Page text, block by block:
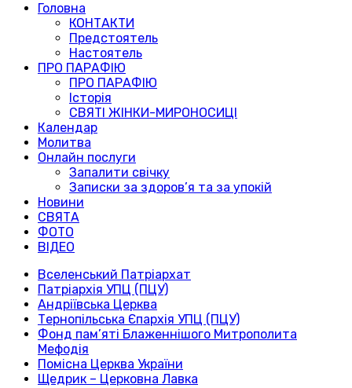
Головна
КОНТАКТИ
Предстоятель
Настоятель
ПРО ПАРАФІЮ
ПРО ПАРАФІЮ
Історія
СВЯТІ ЖІНКИ-МИРОНОСИЦІ
Календар
Молитва
Онлайн послуги
Запалити свічку
Записки за здоров’я та за упокій
Новини
СВЯТА
ФОТО
ВІДЕО
Вселенський Патріархат
Патріархія УПЦ (ПЦУ)
Андріївська Церква
Тернопільська Єпархія УПЦ (ПЦУ)
Фонд пам’яті Блаженнішого Митрополита
Мефодія
Помісна Церква України
Щедрик – Церковна Лавка